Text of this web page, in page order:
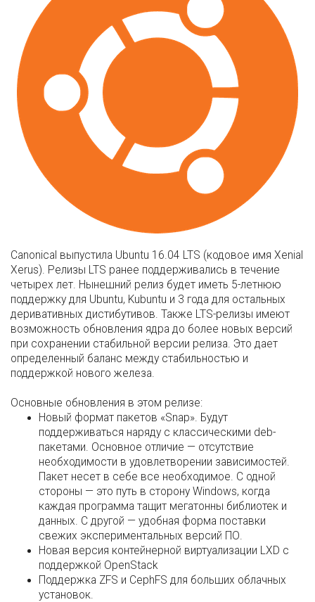
Canonical выпустила Ubuntu 16.04 LTS (кодовое имя Xenial
Xerus). Релизы LTS ранее поддерживались в течение
четырех лет. Нынешний релиз будет иметь 5-летнюю
поддержку для Ubuntu, Kubuntu и 3 года для остальных
деривативных дистибутивов. Также LTS-релизы имеют
возможность обновления ядра до более новых версий
при сохранении стабильной версии релиза. Это дает
определенный баланс между стабильностью и
поддержкой нового железа.
Основные обновления в этом релизе:
Новый формат пакетов «Snap». Будут
поддерживаться наряду с классическими deb-
пакетами. Основное отличие — отсутствие
необходимости в удовлетворении зависимостей.
Пакет несет в себе все необходимое. С одной
стороны — это путь в сторону Windows, когда
каждая программа тащит мегатонны библиотек и
данных. С другой — удобная форма поставки
свежих экспериментальных версий ПО.
Новая версия контейнерной виртуализации LXD с
поддержкой OpenStack
Поддержка ZFS и CephFS для больших облачных
установок.